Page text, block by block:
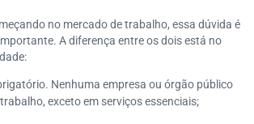
no mercado de trabalho, essa dúvida é
A diferença entre os dois está no
Nenhuma empresa ou órgão público
exceto em serviços essenciais;